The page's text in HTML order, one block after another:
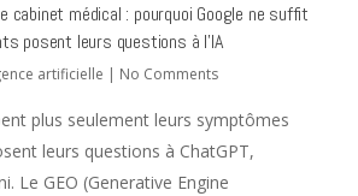
cabinet médical : pourquoi Google ne suffit
posent leurs questions à l’IA
artificielle | No Comments
plus seulement leurs symptômes
leurs questions à ChatGPT,
Le GEO (Generative Engine